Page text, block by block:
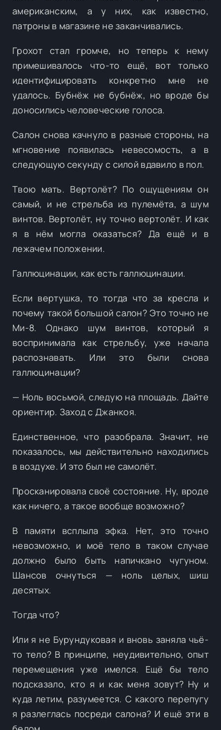
американским, а у них, как известно,
патроны в магазине не заканчивались.
Грохот стал громче, но теперь к нему
примешивалось что-то ещё, вот только
идентифицировать конкретно мне не
удалось. Бубнёж не бубнёж, но вроде бы
доносились человеческие голоса.
Салон снова качнуло в разные стороны, на
мгновение появилась невесомость, а в
следующую секунду с силой вдавило в пол.
Твою мать. Вертолёт? По ощущениям он
самый, и не стрельба из пулемёта, а шум
винтов. Вертолёт, ну точно вертолёт. И как
я в нём могла оказаться? Да ещё и в
лежачем положении.
Галлюцинации, как есть галлюцинации.
Если вертушка, то тогда что за кресла и
почему такой большой салон? Это точно не
Ми-8. Однако шум винтов, который я
воспринимала как стрельбу, уже начала
распознавать. Или это были снова
галлюцинации?
— Ноль восьмой, следую на площадь. Дайте
ориентир. Заход с Джанкоя.
Единственное, что разобрала. Значит, не
показалось, мы действительно находились
в воздухе. И это был не самолёт.
Просканировала своё состояние. Ну, вроде
как ничего, а такое вообще возможно?
В памяти всплыла эфка. Нет, это точно
невозможно, и моё тело в таком случае
должно было быть напичкано чугуном.
Шансов очнуться — ноль целых, шиш
десятых.
Тогда что?
Или я не Бурундуковая и вновь заняла чьё-
то тело? В принципе, неудивительно, опыт
перемещения уже имелся. Ещё бы тело
подсказало, кто я и как меня зовут? Ну и
куда летим, разумеется. С какого перепугу
я разлеглась посреди салона? И ещё эти в